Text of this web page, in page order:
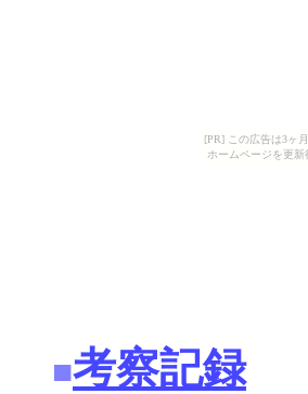
[PR] この広告は3ヶ
ホームページを更
■考察記録